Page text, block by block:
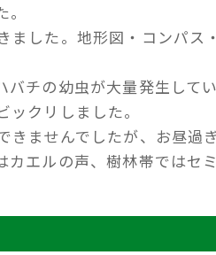
ました。地形図・コンパス
バチの幼虫が大量発生して
クリしました。
ませんでしたが、お昼過
カエルの声、樹林帯ではセ